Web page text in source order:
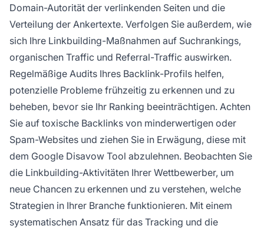
Domain-Autorität der verlinkenden Seiten und die
Verteilung der Ankertexte. Verfolgen Sie außerdem, wie
sich Ihre Linkbuilding-Maßnahmen auf Suchrankings,
organischen Traffic und Referral-Traffic auswirken.
Regelmäßige Audits Ihres Backlink-Profils helfen,
potenzielle Probleme frühzeitig zu erkennen und zu
beheben, bevor sie Ihr Ranking beeinträchtigen. Achten
Sie auf toxische Backlinks von minderwertigen oder
Spam-Websites und ziehen Sie in Erwägung, diese mit
dem Google Disavow Tool abzulehnen. Beobachten Sie
die Linkbuilding-Aktivitäten Ihrer Wettbewerber, um
neue Chancen zu erkennen und zu verstehen, welche
Strategien in Ihrer Branche funktionieren. Mit einem
systematischen Ansatz für das Tracking und die